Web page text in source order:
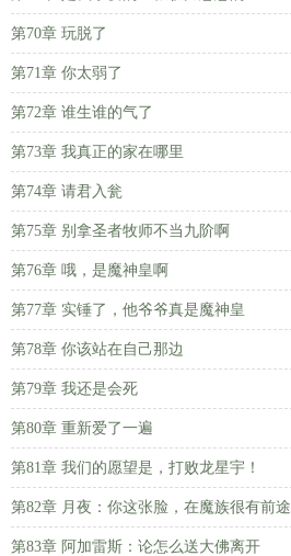
第70章 玩脱了
第71章 你太弱了
第72章 谁生谁的气了
第73章 我真正的家在哪里
第74章 请君入瓮
第75章 别拿圣者牧师不当九阶啊
第76章 哦，是魔神皇啊
第77章 实锤了，他爷爷真是魔神皇
第78章 你该站在自己那边
第79章 我还是会死
第80章 重新爱了一遍
第81章 我们的愿望是，打败龙星宇！
第82章 月夜：你这张脸，在魔族很有前途
第83章 阿加雷斯：论怎么送大佛离开